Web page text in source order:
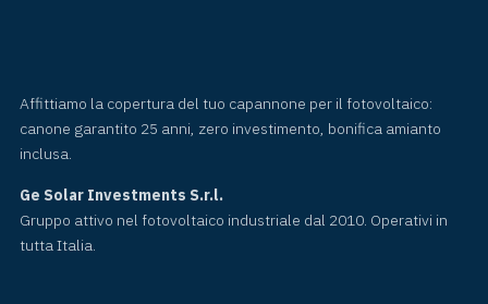
Affittiamo la copertura del tuo capannone per il fotovoltaico:
canone garantito 25 anni, zero investimento, bonifica amianto
inclusa.
Ge Solar Investments S.r.l.
Gruppo attivo nel fotovoltaico industriale dal 2010. Operativi in
tutta Italia.